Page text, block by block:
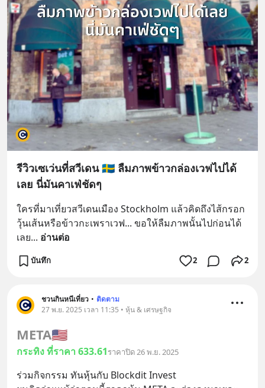
รีวิวเซเว่นที่สวีเดน 🇸🇪 ลืมภาพข้าวกล่องเวฟไปได้
เลย นี่มันคาเฟ่ชัดๆ
ใครที่มาเที่ยวสวีเดนเมือง Stockholm แล้วคิดถึงไส้กรอก
วุ้นเส้นหรือข้าวกะเพราเวฟ... ขอให้ลืมภาพนั้นไปก่อนได้
เลย... อ่านต่อ
บันทึก 2 2
ชวนกินหนีเที่ยว • ติดตาม
27 พ.ย. 2025 เวลา 11:35 • หุ้น & เศรษฐกิจ
META🇺🇸
กระทิง ที่ราคา 633.61ราคาปิด 26 พ.ย. 2025
ร่วมกิจกรรม ทันหุ้นกับ Blockdit Invest